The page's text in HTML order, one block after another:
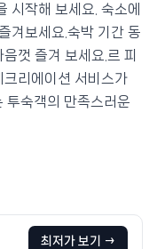
시작해 보세요. 숙소에
겨보세요.숙박 기간 동
껏 즐겨 보세요.르 피
리에이션 서비스가
투숙객의 만족스러운
최저가 보기 →